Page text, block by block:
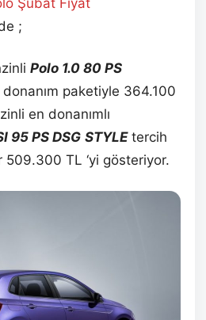
Şubat Fiyat
;
Polo 1.0 80 PS
paketiyle 364.100
en donanımlı
95 PS DSG STYLEtercih
TL ‘yi gösteriyor.